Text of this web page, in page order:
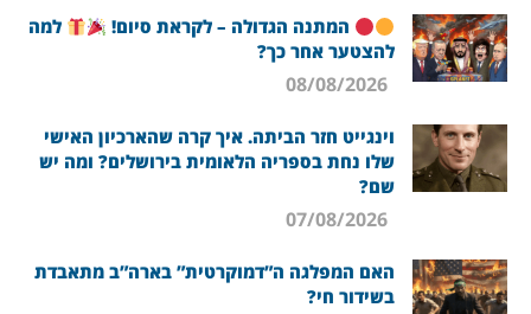
המתנה הגדולה – לקראת סיום!
למה
להצטער אחר כך?
וינגייט חזר הביתה. איך קרה שהארכיון האישי
שלו נחת בספריה הלאומית בירושלים? ומה יש
שם?
האם המפלגה ה”דמוקרטית” בארה”ב מתאבדת
בשידור חי?